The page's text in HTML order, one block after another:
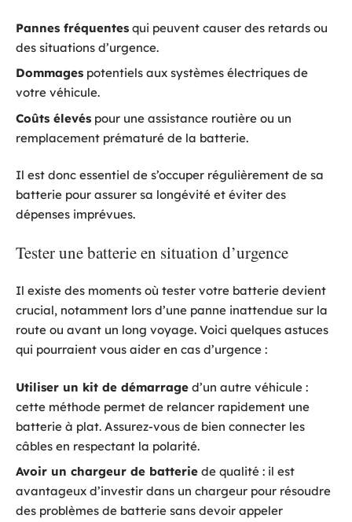
Pannes fréquentes qui peuvent causer des retards ou
des situations d’urgence.
Dommages potentiels aux systèmes électriques de
votre véhicule.
Coûts élevés pour une assistance routière ou un
remplacement prématuré de la batterie.
Il est donc essentiel de s’occuper régulièrement de sa
batterie pour assurer sa longévité et éviter des
dépenses imprévues.
Tester une batterie en situation d’urgence
Il existe des moments où tester votre batterie devient
crucial, notamment lors d’une panne inattendue sur la
route ou avant un long voyage. Voici quelques astuces
qui pourraient vous aider en cas d’urgence :
Utiliser un kit de démarrage d’un autre véhicule :
cette méthode permet de relancer rapidement une
batterie à plat. Assurez-vous de bien connecter les
câbles en respectant la polarité.
Avoir un chargeur de batterie de qualité : il est
avantageux d’investir dans un chargeur pour résoudre
des problèmes de batterie sans devoir appeler